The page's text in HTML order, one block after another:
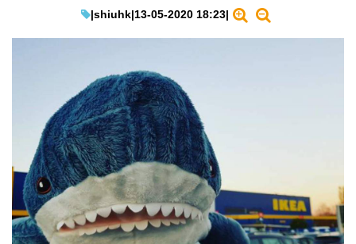
教學評測
生成式AI與雲端應用
Enterprise Digital Transformation
特集
|shiuhk|13-05-2020 18:23|